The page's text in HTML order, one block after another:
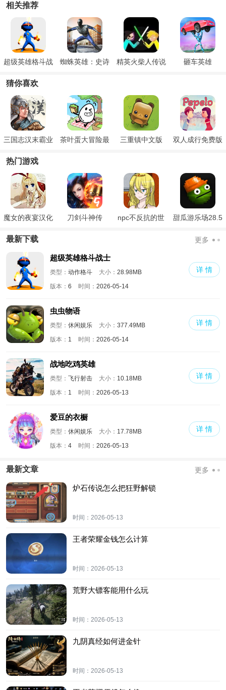
相关推荐
超级英雄格斗战
蜘蛛英雄：史诗
精英火柴人传说 砸车英雄
猜你喜欢
三国志汉末霸业
茶叶蛋大冒险最
三重镇中文版 双人成行免费版
热门游戏
魔女的夜宴汉化
刀剑斗神传
npc不反抗的世
甜瓜游乐场28.5
最新下载 更多
超级英雄格斗战士
类型： 动作格斗 大小： 28.98MB
版本： 6 时间： 2026-05-14
详 情
虫虫物语
类型： 休闲娱乐 大小： 377.49MB
版本： 1 时间： 2026-05-14
详 情
战地吃鸡英雄
类型： 飞行射击 大小： 10.18MB
版本： 1 时间： 2026-05-13
详 情
爱豆的衣橱
类型： 休闲娱乐 大小： 17.78MB
版本： 4 时间： 2026-05-13
详 情
最新文章 更多
炉石传说怎么把狂野解锁
时间： 2026-05-13
王者荣耀金钱怎么计算
时间： 2026-05-13
荒野大镖客能用什么玩
时间： 2026-05-13
九阴真经如何进金针
时间： 2026-05-13